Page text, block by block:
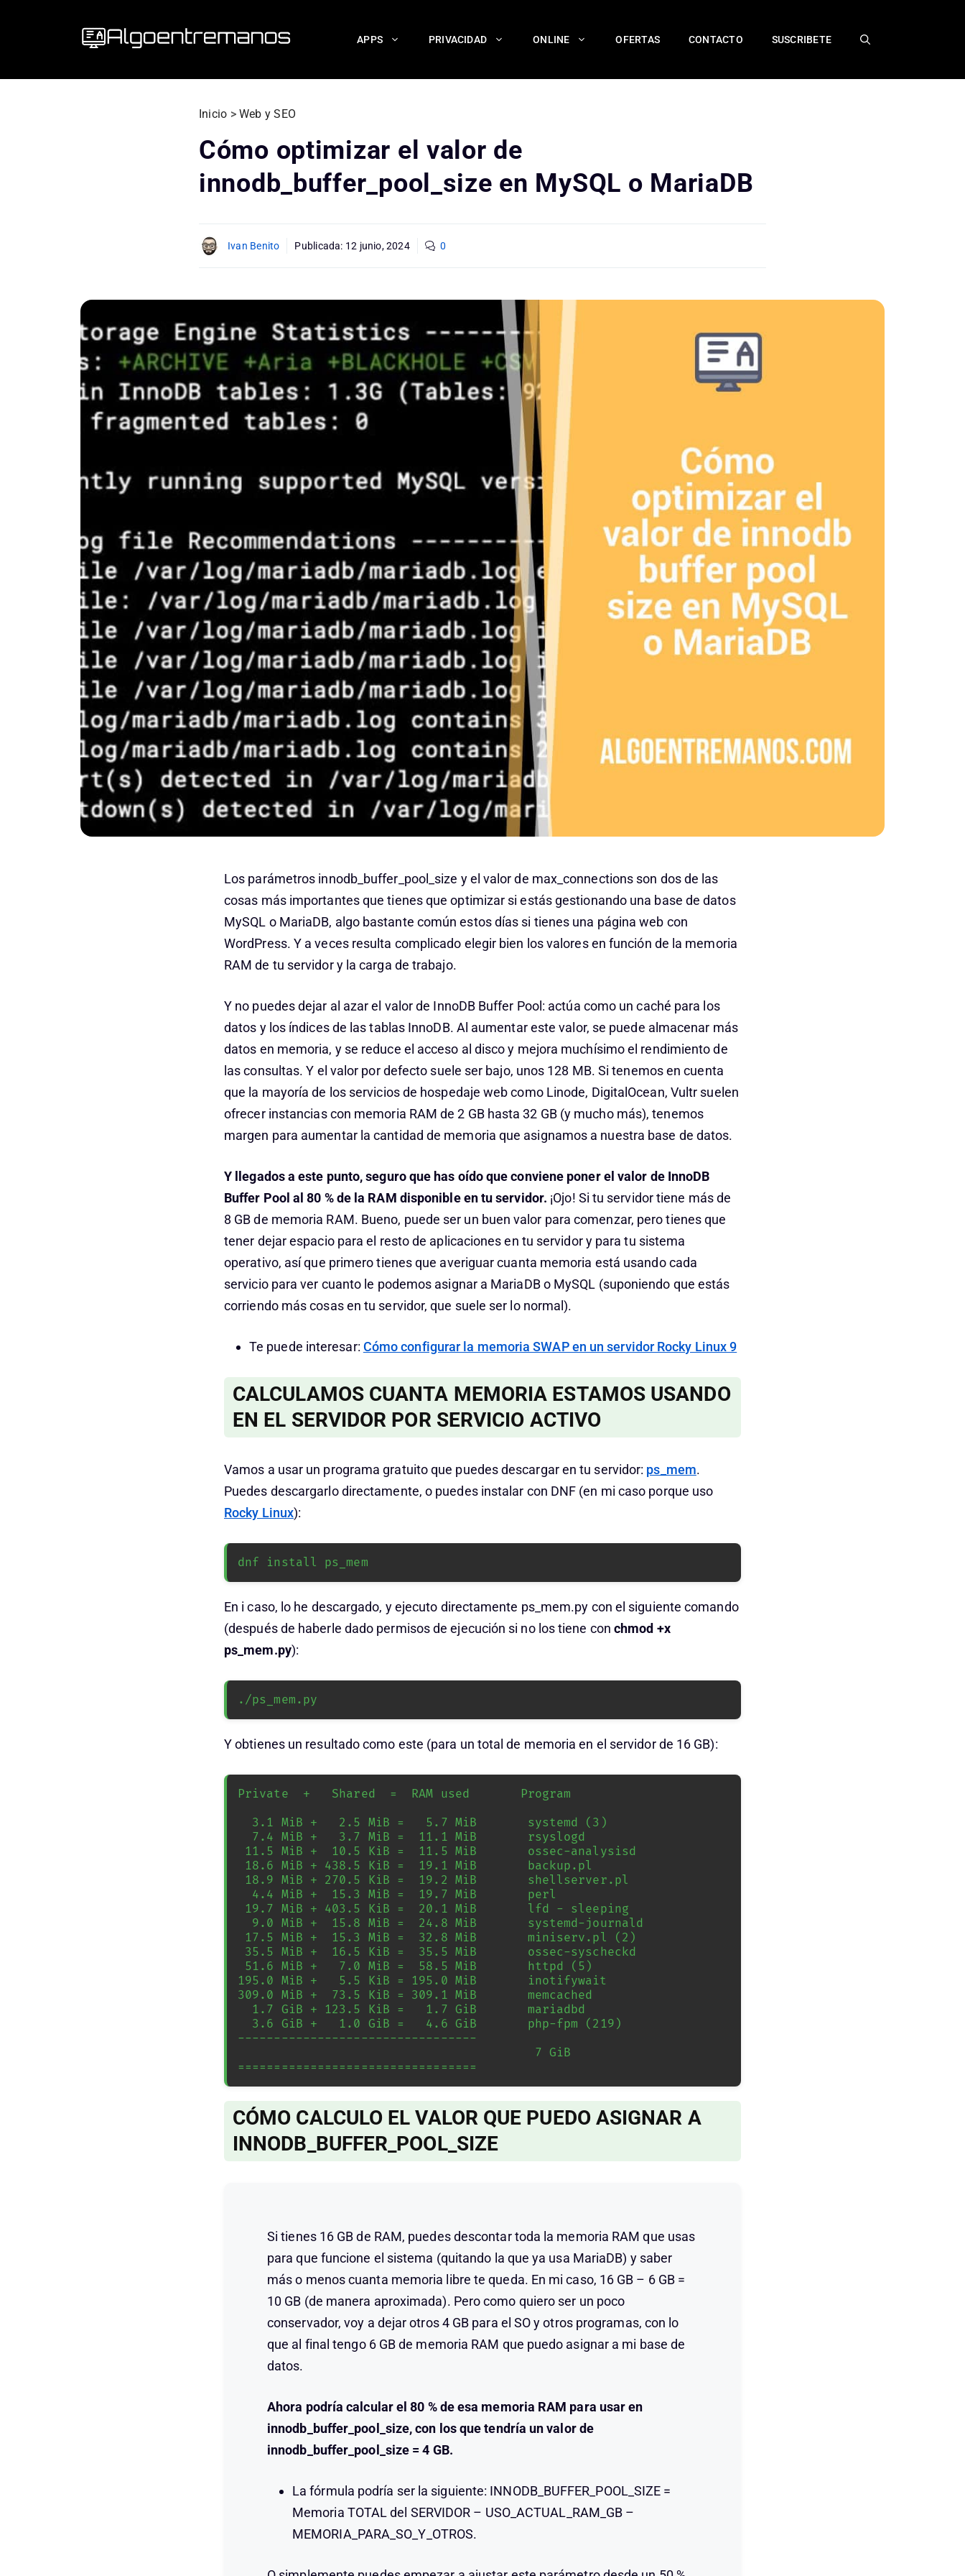
APPS PRIVACIDAD ONLINE OFERTAS CONTACTO SUSCRIBETE
Inicio > Web y SEO
Cómo optimizar el valor de
innodb_buffer_pool_size en MySQL o MariaDB
Ivan Benito Publicada: 12 junio, 2024 0
Los parámetros innodb_buffer_pool_size y el valor de max_connections son dos de las
cosas más importantes que tienes que optimizar si estás gestionando una base de datos
MySQL o MariaDB, algo bastante común estos días si tienes una página web con
WordPress. Y a veces resulta complicado elegir bien los valores en función de la memoria
RAM de tu servidor y la carga de trabajo.
Y no puedes dejar al azar el valor de InnoDB Buffer Pool: actúa como un caché para los
datos y los índices de las tablas InnoDB. Al aumentar este valor, se puede almacenar más
datos en memoria, y se reduce el acceso al disco y mejora muchísimo el rendimiento de
las consultas. Y el valor por defecto suele ser bajo, unos 128 MB. Si tenemos en cuenta
que la mayoría de los servicios de hospedaje web como Linode, DigitalOcean, Vultr suelen
ofrecer instancias con memoria RAM de 2 GB hasta 32 GB (y mucho más), tenemos
margen para aumentar la cantidad de memoria que asignamos a nuestra base de datos.
Y llegados a este punto, seguro que has oído que conviene poner el valor de InnoDB
Buffer Pool al 80 % de la RAM disponible en tu servidor. ¡Ojo! Si tu servidor tiene más de
8 GB de memoria RAM. Bueno, puede ser un buen valor para comenzar, pero tienes que
tener dejar espacio para el resto de aplicaciones en tu servidor y para tu sistema
operativo, así que primero tienes que averiguar cuanta memoria está usando cada
servicio para ver cuanto le podemos asignar a MariaDB o MySQL (suponiendo que estás
corriendo más cosas en tu servidor, que suele ser lo normal).
Te puede interesar: Cómo configurar la memoria SWAP en un servidor Rocky Linux 9
CALCULAMOS CUANTA MEMORIA ESTAMOS USANDO
EN EL SERVIDOR POR SERVICIO ACTIVO
Vamos a usar un programa gratuito que puedes descargar en tu servidor: ps_mem.
Puedes descargarlo directamente, o puedes instalar con DNF (en mi caso porque uso
Rocky Linux):
dnf install ps_mem
En i caso, lo he descargado, y ejecuto directamente ps_mem.py con el siguiente comando
(después de haberle dado permisos de ejecución si no los tiene conchmod +x
ps_mem.py):
./ps_mem.py
Y obtienes un resultado como este (para un total de memoria en el servidor de 16 GB):
Private  +   Shared  =  RAM used       Program
195.0 MiB +   5.5 KiB = 195.0 MiB       inotifywait
309.0 MiB +  73.5 KiB = 309.1 MiB       memcached
---------------------------------
=================================
CÓMO CALCULO EL VALOR QUE PUEDO ASIGNAR A
INNODB_BUFFER_POOL_SIZE
Si tienes 16 GB de RAM, puedes descontar toda la memoria RAM que usas
para que funcione el sistema (quitando la que ya usa MariaDB) y saber
más o menos cuanta memoria libre te queda. En mi caso, 16 GB – 6 GB =
10 GB (de manera aproximada). Pero como quiero ser un poco
conservador, voy a dejar otros 4 GB para el SO y otros programas, con lo
que al final tengo 6 GB de memoria RAM que puedo asignar a mi base de
datos.
Ahora podría calcular el 80 % de esa memoria RAM para usar en
innodb_buffer_pool_size, con los que tendría un valor de
innodb_buffer_pool_size = 4 GB.
La fórmula podría ser la siguiente: INNODB_BUFFER_POOL_SIZE =
Memoria TOTAL del SERVIDOR – USO_ACTUAL_RAM_GB –
MEMORIA_PARA_SO_Y_OTROS.